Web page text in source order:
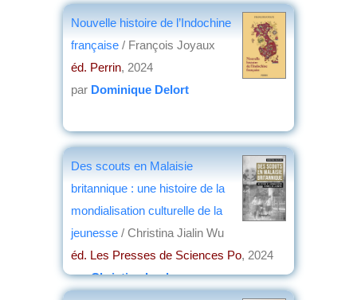
Nouvelle histoire de l’Indochine
française / François Joyaux
éd. Perrin, 2024
par Dominique Delort
Des scouts en Malaisie
britannique : une histoire de la
mondialisation culturelle de la
jeunesse / Christina Jialin Wu
éd. Les Presses de Sciences Po, 2024
parChristian Lochon